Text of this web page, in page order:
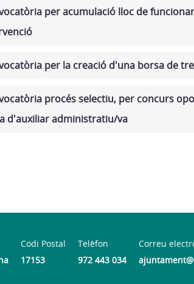
per acumulació lloc de
per la creació d'una borsa de
procés selectiu, per concurs
d'auxiliar administratiu/va
Codi Postal
17153
Telèfon
972 443 034
Correu